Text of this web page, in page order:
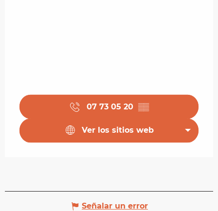
07 73 05 20 ▒▒
Ver los sitios web
Señalar un error